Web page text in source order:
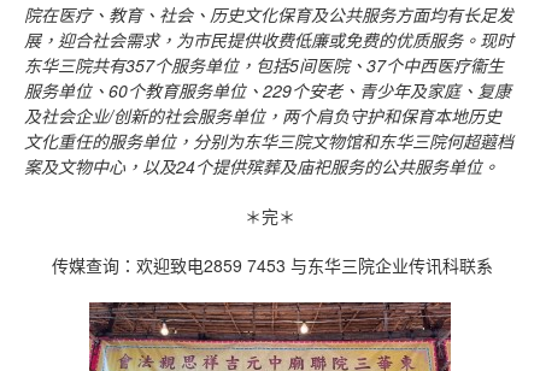
院在医疗、教育、社会、历史文化保育及公共服务方面均有长足发
展，迎合社会需求，为市民提供收费低廉或免费的优质服务。现时
东华三院共有357个服务单位，包括5间医院、 37个中西医疗衞生
服务单位、 60个教育服务单位、 229个安老、青少年及家庭、复康
及社会企业/创新的社会服务单位，两个肩负守护和保育本地历史
文化重任的服务单位，分别为东华三院文物馆和东华三院何超蕸档
案及文物中心，以及24个提供殡葬及庙祀服务的公共服务单位。
＊完＊
传媒查询：欢迎致电2859 7453 与东华三院企业传讯科联系